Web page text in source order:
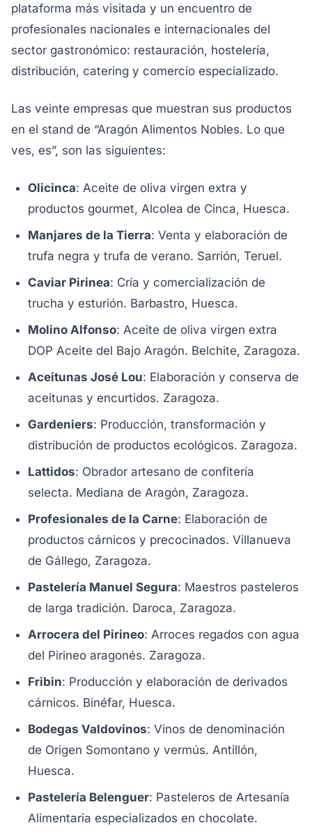
plataforma más visitada y un encuentro de
profesionales nacionales e internacionales del
sector gastronómico: restauración, hostelería,
distribución, catering y comercio especializado.
Las veinte empresas que muestran sus productos
en el stand de “Aragón Alimentos Nobles. Lo que
ves, es”, son las siguientes:
Olicinca: Aceite de oliva virgen extra y
productos gourmet, Alcolea de Cinca, Huesca.
Manjares de la Tierra: Venta y elaboración de
trufa negra y trufa de verano. Sarrión, Teruel.
Caviar Pirinea: Cría y comercialización de
trucha y esturión. Barbastro, Huesca.
Molino Alfonso: Aceite de oliva virgen extra
DOP Aceite del Bajo Aragón. Belchite, Zaragoza.
Aceitunas José Lou: Elaboración y conserva de
aceitunas y encurtidos. Zaragoza.
Gardeniers: Producción, transformación y
distribución de productos ecológicos. Zaragoza.
Lattidos: Obrador artesano de confitería
selecta. Mediana de Aragón, Zaragoza.
Profesionales de la Carne: Elaboración de
productos cárnicos y precocinados. Villanueva
de Gállego, Zaragoza.
Pastelería Manuel Segura: Maestros pasteleros
de larga tradición. Daroca, Zaragoza.
Arrocera del Pirineo: Arroces regados con agua
del Pirineo aragonés. Zaragoza.
Fribin: Producción y elaboración de derivados
cárnicos. Binéfar, Huesca.
Bodegas Valdovinos: Vinos de denominación
de Origen Somontano y vermús. Antillón,
Huesca.
Pastelería Belenguer: Pasteleros de Artesanía
Alimentaria especializados en chocolate.